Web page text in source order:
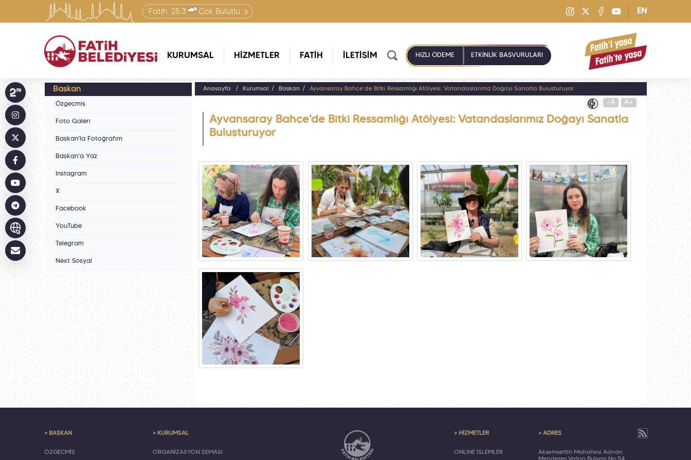
Fatih: 25.3 Çok Bulutlu EN
KURUMSAL HİZMETLER FATİH İLETİŞİM HIZLI ÖDEME ETKİNLİK BAŞVURULARI
Başkan
Özgeçmiş
Foto Galeri
Başkan'la Fotoğrafım
Başkan'a Yaz
Instagram
X
Facebook
YouTube
Telegram
Next Sosyal
Anasayfa Kurumsal Başkan Ayvansaray Bahçe'de Bitki Ressamlığı Atölyesi: Vatandaşlarımız Doğayı Sanatla Buluşturuyor
-A A+
Ayvansaray Bahçe'de Bitki Ressamlığı Atölyesi: Vatandaşlarımız Doğayı Sanatla
Buluşturuyor
> BAŞKAN
ÖZGEÇMİŞ
> KURUMSAL
ORGANİZASYON ŞEMASI
> HİZMETLER
ONLINE İŞLEMLER
> ADRES
Akşemsettin Mahallesi Adnan
Menderes Vatan Bulvarı No:54